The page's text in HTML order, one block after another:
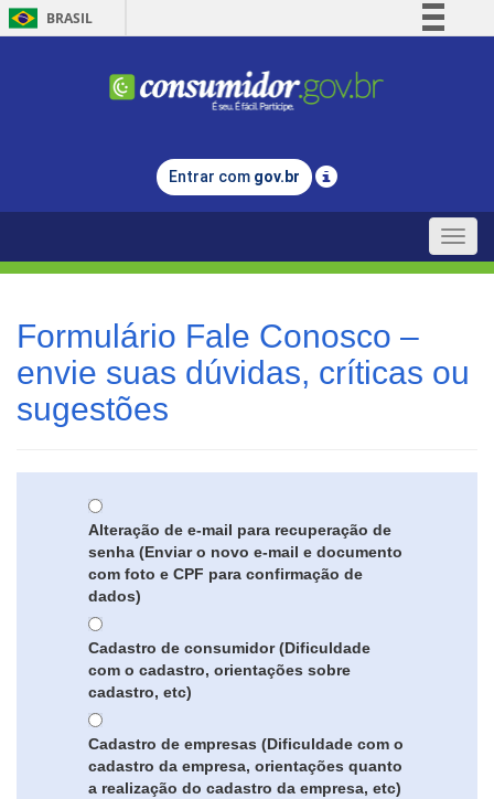
BRASIL
Comunica BR
Legislação
Entrar com gov.br
Toggle
Formulário Fale Conosco –
envie suas dúvidas, críticas ou
sugestões
Alteração de e-mail para recuperação de
senha (Enviar o novo e-mail e documento
com foto e CPF para confirmação de
dados)
Cadastro de consumidor (Dificuldade
com o cadastro, orientações sobre
cadastro, etc)
Cadastro de empresas (Dificuldade com o
cadastro da empresa, orientações quanto
a realização do cadastro da empresa, etc)